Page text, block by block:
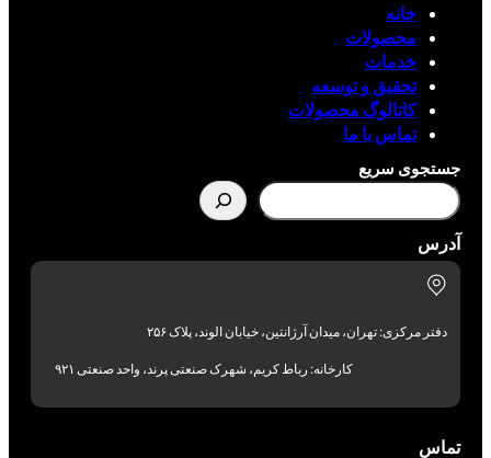
خانه
محصولات
خدمات
تحقیق و توسعه
کاتالوگ محصولات
تماس با ما
جستجوی سریع
آدرس
دفتر مرکزی: تهران، میدان آرژانتین، خیابان الوند، پلاک ۲۵۶
کارخانه: رباط کریم، شهرک صنعتی پرند، واحد صنعتی ۹۲۱
تماس